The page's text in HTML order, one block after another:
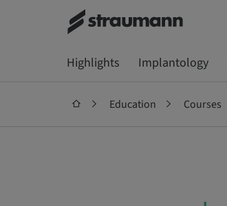
Highlights Implantology
Education Courses